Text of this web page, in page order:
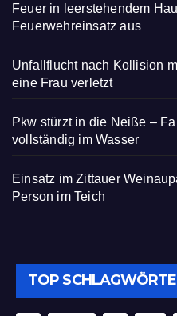
Feuer in leerstehendem
Feuerwehreinsatz aus
Unfallflucht nach Kollision
eine Frau verletzt
Pkw stürzt in die Neiße –
vollständig im Wasser
Einsatz im Zittauer
Person im Teich
TOP